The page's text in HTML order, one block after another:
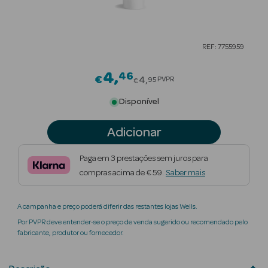
Beauty Season
Beauty Season
Maquilhagem
Beauty Season
Perfumes
REF: 7755959
€4 46Price reduced from
€ 4 95 PVPR
Disponível
Adicionar
Paga em 3 prestações sem juros para
compras acima de € 59. Saber mais
A campanha e preço poderá diferir das restantes lojas Wells.
Por PVPR deve entender-se o preço de venda sugerido ou recomendado pelo
fabricante, produtor ou fornecedor.